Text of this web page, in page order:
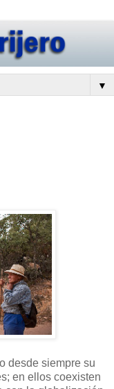
▼
desde siempre su
en ellos coexisten